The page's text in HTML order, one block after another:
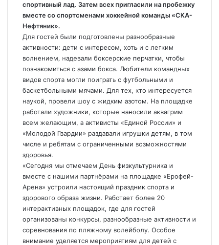
спортивный лад. Затем всех пригласили на пробежку
вместе со спортсменами хоккейной команды «СКА-
Нефтяник».
Для гостей были подготовлены разнообразные
активности: дети с интересом, хоть и с легким
волнением, надевали боксерские перчатки, чтобы
познакомиться с азами бокса. Любители командных
видов спорта могли поиграть с футбольными и
баскетбольными мячами. Для тех, кто интересуется
наукой, провели шоу с жидким азотом. На площадке
работали художники, которые наносили аквагрим
всем желающим, а активисты «Единой России» и
«Молодой Гвардии» раздавали игрушки детям, в том
числе и ребятам с ограниченными возможностями
здоровья.
«Сегодня мы отмечаем День физкультурника и
вместе с нашими партнёрами на площадке «Ерофей-
Арена» устроили настоящий праздник спорта и
здорового образа жизни. Работает более 20
интерактивных площадок, где для гостей
организованы конкурсы, разнообразные активности и
соревнования по пляжному волейболу. Особое
внимание уделяется мероприятиям для детей с